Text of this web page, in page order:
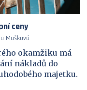
ceny
Mašková
okamžiku má
nákladů do
majetku.